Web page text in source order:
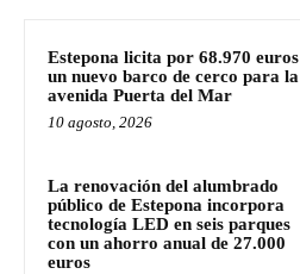
Estepona licita por 68.970 euros
un nuevo barco de cerco para la
avenida Puerta del Mar
10 agosto, 2026
La renovación del alumbrado
público de Estepona incorpora
tecnología LED en seis parques
con un ahorro anual de 27.000
euros